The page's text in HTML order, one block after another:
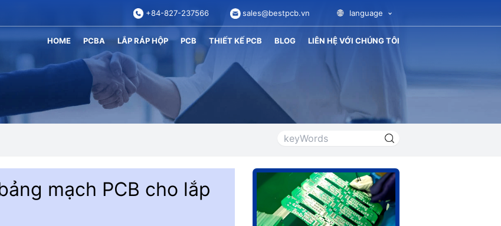
+84-827-237566 sales@bestpcb.vn language
HOME PCBA LẮP RÁP HỘP PCB THIẾT KẾ PCB BLOG LIÊN HỆ VỚI CHÚNG TÔI
mạch PCB cho lắp